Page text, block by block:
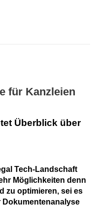
für Kanzleien
Überblick über
Tech-Landschaft
Möglichkeiten denn
zu optimieren, sei es